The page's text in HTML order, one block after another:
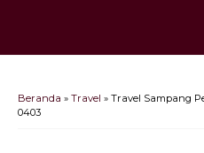
Beranda » Travel » Travel Sampang
0403